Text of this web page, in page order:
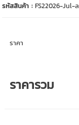
รหัสสินค้า :FS22026-Jul-
ราคา
ราคารวม